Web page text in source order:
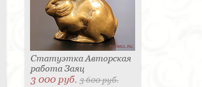
Статуэтка Авторская
работа Заяц
3 000 руб.3 600 руб.